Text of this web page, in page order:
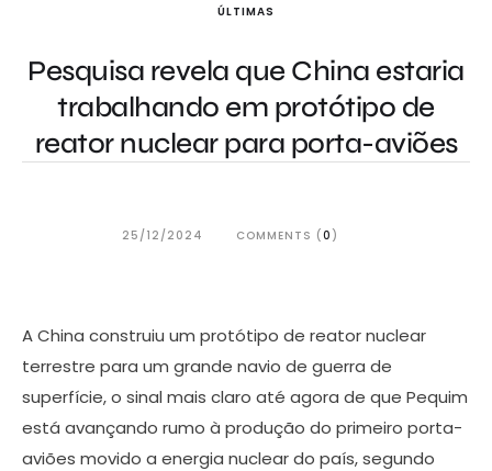
ÚLTIMAS
Pesquisa revela que China estaria
trabalhando em protótipo de
reator nuclear para porta-aviões
25/12/2024 COMMENTS (0 )
A China construiu um protótipo de reator nuclear
terrestre para um grande navio de guerra de
superfície, o sinal mais claro até agora de que Pequim
está avançando rumo à produção do primeiro porta-
aviões movido a energia nuclear do país, segundo